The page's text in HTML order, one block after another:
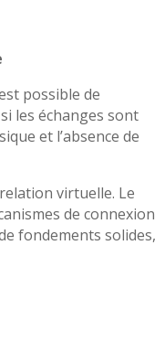
possible de
les échanges sont
et l’absence de
virtuelle. Le
de connexion
fondements solides,